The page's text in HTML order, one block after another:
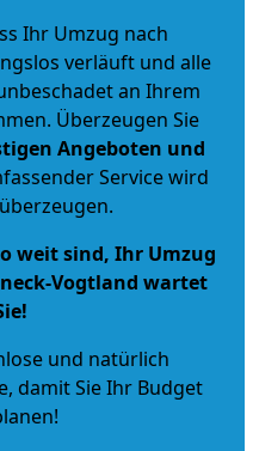
Ihr Umzug nach
verläuft und alle
an Ihrem
Überzeugen Sie
Angeboten und
Service wird
weit sind, Ihr Umzug
Vogtland wartet
und natürlich
, damit Sie Ihr Budget